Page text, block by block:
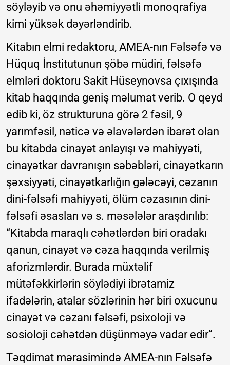
söyləyib və onu əhəmiyyətli monoqrafiya
kimi yüksək dəyərləndirib.
Kitabın elmi redaktoru, AMEA-nın Fəlsəfə və
Hüquq İnstitutunun şöbə müdiri, fəlsəfə
elmləri doktoru Sakit Hüseynovsa çıxışında
kitab haqqında geniş məlumat verib. O qeyd
edib ki, öz strukturuna görə 2 fəsil, 9
yarımfəsil, nəticə və əlavələrdən ibarət olan
bu kitabda cinayət anlayışı və mahiyyəti,
cinayətkar davranışın səbəbləri, cinayətkarın
şəxsiyyəti, cinayətkarlığın gələcəyi, cəzanın
dini-fəlsəfi mahiyyəti, ölüm cəzasının dini-
fəlsəfi əsasları və s. məsələlər araşdırılıb:
“Kitabda maraqlı cəhətlərdən biri oradakı
qanun, cinayət və cəza haqqında verilmiş
aforizmlərdir. Burada müxtəlif
mütəfəkkirlərin söylədiyi ibrətamiz
ifadələrin, atalar sözlərinin hər biri oxucunu
cinayət və cəzanı fəlsəfi, psixoloji və
sosioloji cəhətdən düşünməyə vadar edir”.
Təqdimat mərasimində AMEA-nın Fəlsəfə